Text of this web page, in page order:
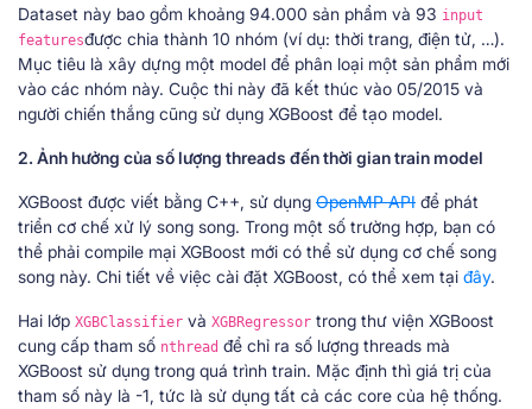
Dataset này bao gồm khoảng 94.000 sản phẩm và 93 input
featuresđược chia thành 10 nhóm (ví dụ: thời trang, điện tử, …).
Mục tiêu là xây dựng một model để phân loại một sản phẩm mới
vào các nhóm này. Cuộc thi này đã kết thúc vào 05/2015 và
người chiến thắng cũng sử dụng XGBoost để tạo model.
2. Ảnh hưởng của số lượng threads đến thời gian train model
XGBoost được viết bằng C++, sử dụng OpenMP API để phát
triển cơ chế xử lý song song. Trong một số trường hợp, bạn có
thể phải compile mại XGBoost mới có thể sử dụng cơ chế song
song này. Chi tiết về việc cài đặt XGBoost, có thể xem tại đây.
Hai lớp XGBClassifier và XGBRegressor trong thư viện XGBoost
cung cấp tham số nthread để chỉ ra số lượng threads mà
XGBoost sử dụng trong quá trình train. Mặc định thì giá trị của
tham số này là -1, tức là sử dụng tất cả các core của hệ thống.